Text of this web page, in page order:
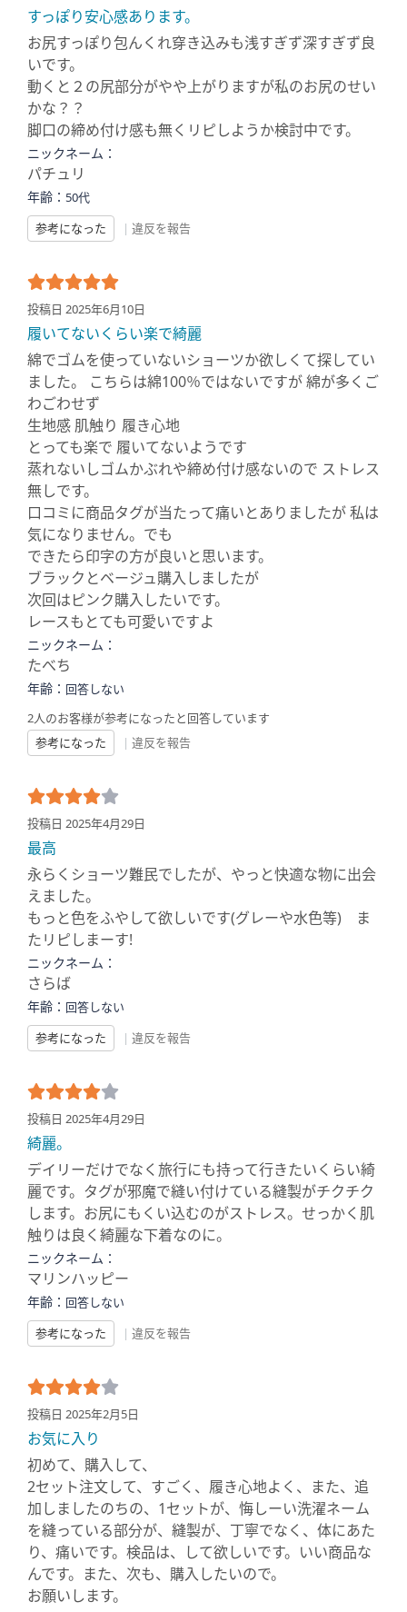
すっぽり安心感あります。
お尻すっぽり包んくれ穿き込みも浅すぎず深すぎず良
いです。
動くと２の尻部分がやや上がりますが私のお尻のせい
かな？？
脚口の締め付け感も無くリピしようか検討中です。
ニックネーム：
パチュリ
年齢： 50代
参考になった
| 違反を報告
投稿日 2025年6月10日
履いてないくらい楽で綺麗
綿でゴムを使っていないショーツか欲しくて探してい
ました。 こちらは綿100％ではないですが 綿が多くご
わごわせず
生地感 肌触り 履き心地
とっても楽で 履いてないようです
蒸れないしゴムかぶれや締め付け感ないので ストレス
無しです。
口コミに商品タグが当たって痛いとありましたが 私は
気になりません。でも
できたら印字の方が良いと思います。
ブラックとベージュ購入しましたが
次回はピンク購入したいです。
レースもとても可愛いですよ
ニックネーム：
たべち
年齢： 回答しない
2人のお客様が参考になったと回答しています
参考になった
| 違反を報告
投稿日 2025年4月29日
最高
永らくショーツ難民でしたが、やっと快適な物に出会
えました。
もっと色をふやして欲しいです(グレーや水色等) ま
たリピしまーす!
ニックネーム：
さらば
年齢： 回答しない
参考になった
| 違反を報告
投稿日 2025年4月29日
綺麗。
デイリーだけでなく旅行にも持って行きたいくらい綺
麗です。タグが邪魔で縫い付けている縫製がチクチク
します。お尻にもくい込むのがストレス。せっかく肌
触りは良く綺麗な下着なのに。
ニックネーム：
マリンハッピー
年齢： 回答しない
参考になった
| 違反を報告
投稿日 2025年2月5日
お気に入り
初めて、購入して、
2セット注文して、すごく、履き心地よく、また、追
加しましたのちの、1セットが、悔しーい洗濯ネーム
を縫っている部分が、縫製が、丁寧でなく、体にあた
り、痛いです。検品は、して欲しいです。いい商品な
んです。また、次も、購入したいので。
お願いします。